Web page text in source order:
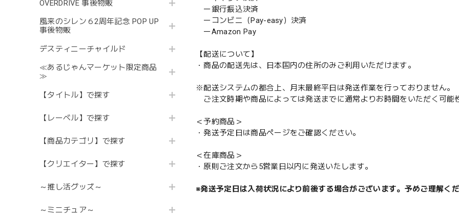
OVERDRIVE 事後物販
風来のシレン６2周年記念 POP UP
事後物販
デスティニーチャイルド
≪あるじゃんマーケット限定商品
≫
【タイトル】で探す
【レーベル】で探す
【商品カテゴリ】で探す
【クリエイター】で探す
～推し活グッズ～
～ミニチュア～
ー銀行振込決済
ーコンビニ（Pay-easy）決済
ーAmazon Pay
【配送について】
・商品の配送先は、日本国内の住所のみご利用いただけます。
※配送システムの都合上、月末最終平日は発送作業を行っておりません。
ご注文時期や商品によっては発送までに通常よりお時間をいただく可能
＜予約商品＞
・発送予定日は商品ページをご確認ください。
＜在庫商品＞
・原則ご注文から5営業日以内に発送いたします。
※発送予定日は入荷状況により前後する場合がございます。予めご理解く